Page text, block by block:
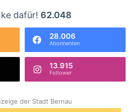
dafür! 62.048
28.006
Abonnenten
13.915
Follower
der Stadt Bernau